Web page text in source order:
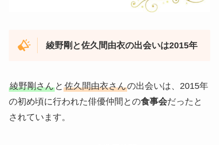
綾野剛と佐久間由衣の出会いは2015年
綾野剛さんと 佐久間由衣さんの出会いは、2015年
の初め頃に行われた俳優仲間との食事会だったと
されています。